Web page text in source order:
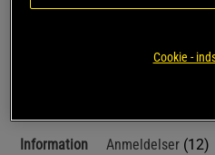
VegeProtein er et plantebaseret
Information Anmeldelser (12)
Cookie -